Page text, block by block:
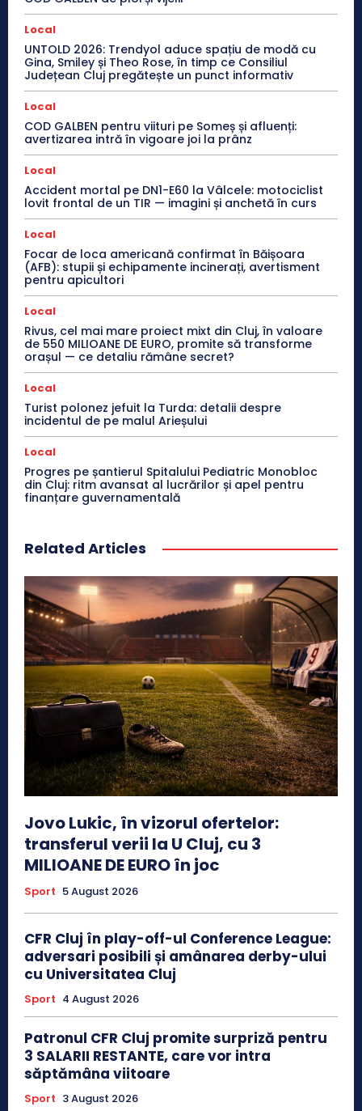
Local
UNTOLD 2026: Trendyol aduce spațiu de modă cu
Gina, Smiley și Theo Rose, în timp ce Consiliul
Județean Cluj pregătește un punct informativ
Local
COD GALBEN pentru viituri pe Someș și afluenți:
avertizarea intră în vigoare joi la prânz
Local
Accident mortal pe DN1-E60 la Vâlcele: motociclist
lovit frontal de un TIR — imagini și anchetă în curs
Local
Focar de loca americană confirmat în Băișoara
(AFB): stupii și echipamente incinerați, avertisment
pentru apicultori
Local
Rivus, cel mai mare proiect mixt din Cluj, în valoare
de 550 MILIOANE DE EURO, promite să transforme
orașul — ce detaliu rămâne secret?
Local
Turist polonez jefuit la Turda: detalii despre
incidentul de pe malul Arieșului
Local
Progres pe șantierul Spitalului Pediatric Monobloc
din Cluj: ritm avansat al lucrărilor și apel pentru
finanțare guvernamentală
Related Articles
Jovo Lukic, în vizorul ofertelor:
transferul verii la U Cluj, cu 3
MILIOANE DE EURO în joc
Sport 5 August 2026
CFR Cluj în play-off-ul Conference League:
adversari posibili și amânarea derby-ului
cu Universitatea Cluj
Sport 4 August 2026
Patronul CFR Cluj promite surpriză pentru
3 SALARII RESTANTE, care vor intra
săptămâna viitoare
Sport 3 August 2026